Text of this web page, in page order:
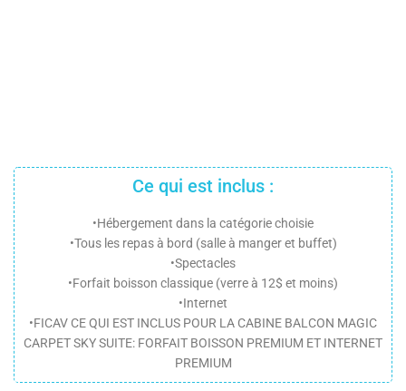
Ce qui est inclus :
•Hébergement dans la catégorie choisie
•Tous les repas à bord (salle à manger et buffet)
•Spectacles
•Forfait boisson classique (verre à 12$ et moins)
•Internet
•FICAV CE QUI EST INCLUS POUR LA CABINE BALCON MAGIC
CARPET SKY SUITE: FORFAIT BOISSON PREMIUM ET INTERNET
PREMIUM